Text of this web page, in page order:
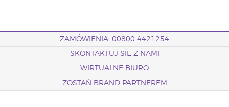
ZAMÓWIENIA: 00800 4421254
SKONTAKTUJ SIĘ Z NAMI
WIRTUALNE BIURO
ZOSTAŃ BRAND PARTNEREM